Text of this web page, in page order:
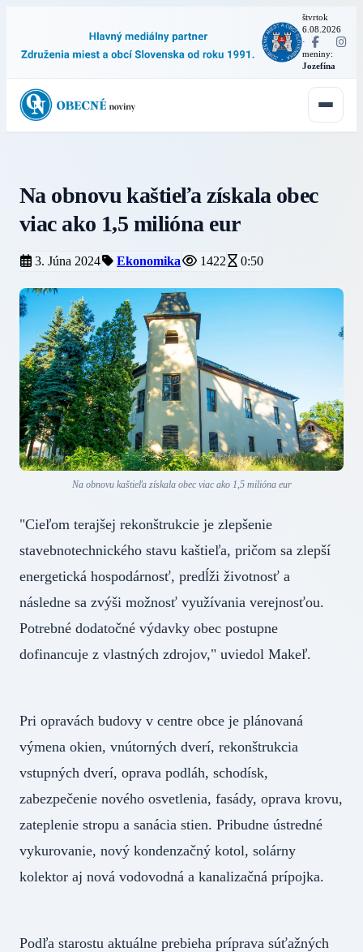
štvrtok
6.08.2026
·
meniny:
Jozefína
Na obnovu kaštieľa získala obec
viac ako 1,5 milióna eur
3. Júna 2024 Ekonomika 1422 0:50
Na obnovu kaštieľa získala obec viac ako 1,5 milióna eur
"Cieľom terajšej rekonštrukcie je zlepšenie
stavebnotechnického stavu kaštieľa, pričom sa zlepší
energetická hospodárnosť, predĺži životnosť a
následne sa zvýši možnosť využívania verejnosťou.
Potrebné dodatočné výdavky obec postupne
dofinancuje z vlastných zdrojov," uviedol Makeľ.
Pri opravách budovy v centre obce je plánovaná
výmena okien, vnútorných dverí, rekonštrukcia
vstupných dverí, oprava podláh, schodísk,
zabezpečenie nového osvetlenia, fasády, oprava krovu,
zateplenie stropu a sanácia stien. Pribudne ústredné
vykurovanie, nový kondenzačný kotol, solárny
kolektor aj nová vodovodná a kanalizačná prípojka.
Podľa starostu aktuálne prebieha príprava súťažných